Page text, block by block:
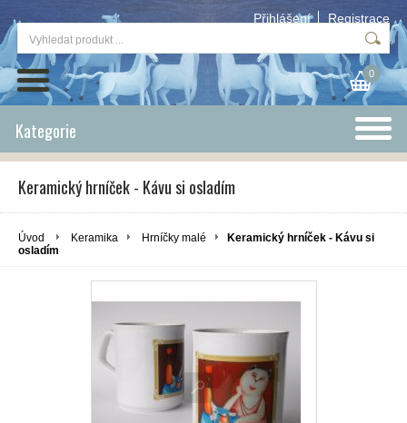
Přihlášení Registrace
0
Kategorie
Keramický hrníček - Kávu si osladím
Úvod Keramika Hrníčky malé
Keramický hrníček - Kávu si
osladím